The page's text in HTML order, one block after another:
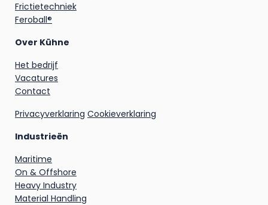
Frictietechniek
Feroball®
Over Kühne
Het bedrijf
Vacatures
Contact
Privacyverklaring Cookieverklaring
Industrieën
Maritime
On & Offshore
Heavy Industry
Material Handling